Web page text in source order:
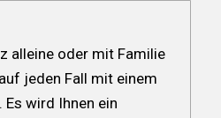
alleine oder mit Familie
jeden Fall mit einem
Es wird Ihnen ein